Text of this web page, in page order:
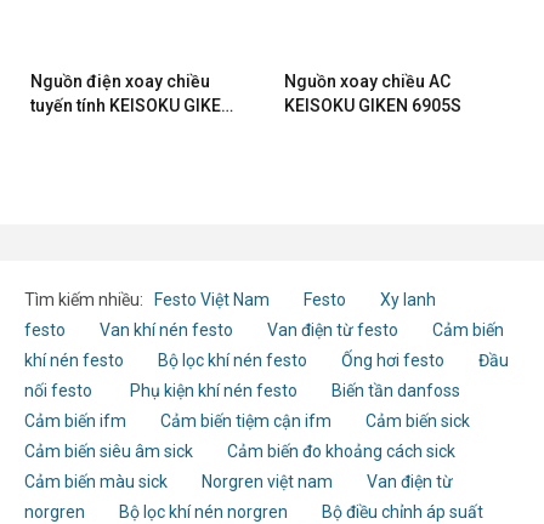
Nguồn điện xoay chiều
tuyến tính KEISOKU GIKEN
Nguồn xoay chiều AC
KEISOKU GIKEN 6905S
Tìm kiếm nhiều: Festo Việt Nam Festo
Xy lanh
festo
Van khí nén festo Van điện từ festo
Cảm biến
khí nén festo
Bộ lọc khí nén festo Ống hơi festo
Đầu
nối festo
Phụ kiện khí nén festo
Biến tần danfoss
Cảm biến ifm
Cảm biến tiệm cận ifm
Cảm biến sick
Cảm biến siêu âm sick
Cảm biến đo khoảng cách sick
Cảm biến màu sick
Norgren việt nam
Van điện từ
norgren
Bộ lọc khí nén norgren
Bộ điều chỉnh áp suất